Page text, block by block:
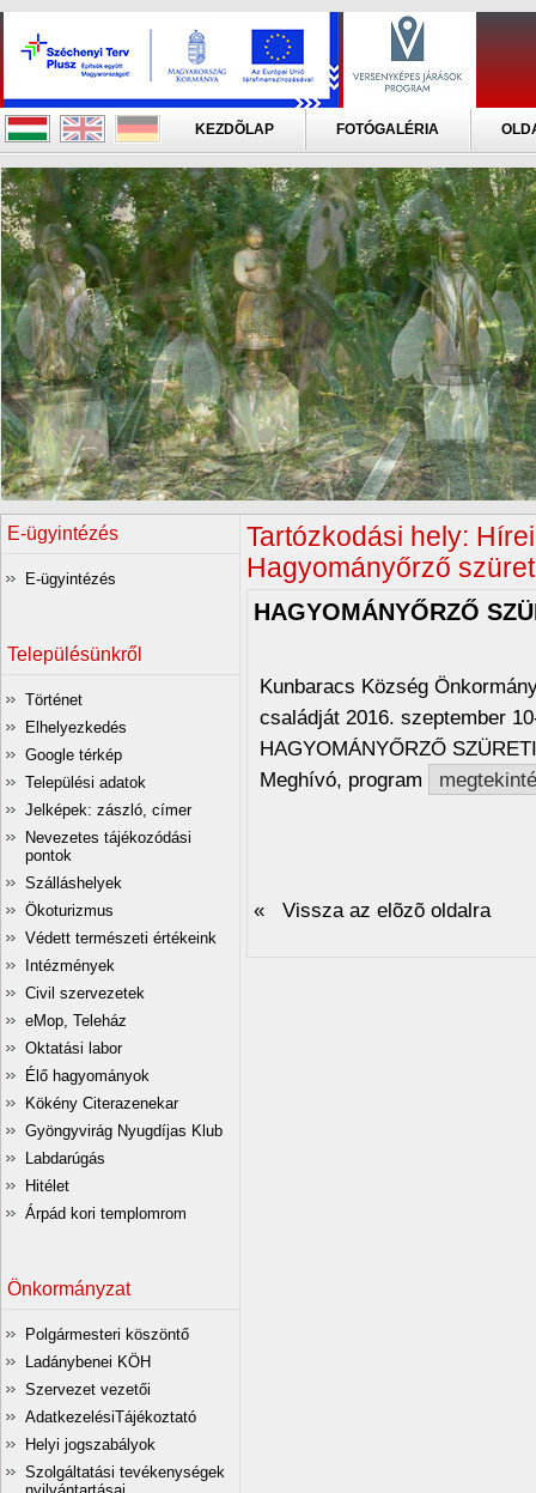
KEZDÕLAP FOTÓGALÉRIA
E-ügyintézés
E-ügyintézés
Településünkről
Történet
Elhelyezkedés
Google térkép
Települési adatok
Jelképek: zászló, címer
Nevezetes tájékozódási
pontok
Szálláshelyek
Ökoturizmus
Védett természeti értékeink
Intézmények
Civil szervezetek
eMop, Teleház
Oktatási labor
Élő hagyományok
Kökény Citerazenekar
Gyöngyvirág Nyugdíjas Klub
Labdarúgás
Hitélet
Árpád kori templomrom
Önkormányzat
Polgármesteri köszöntő
Ladánybenei KÖH
Szervezet vezetői
AdatkezelésiTájékoztató
Helyi jogszabályok
Szolgáltatási tevékenységek
Tartózkodási hely:
Hagyományőrző
HAGYOMÁNYŐRZŐ
Kunbaracs Község
családját 2016. szeptember
HAGYOMÁNYŐRZŐ
Meghívó, program
« Vissza az elõzõ oldalra